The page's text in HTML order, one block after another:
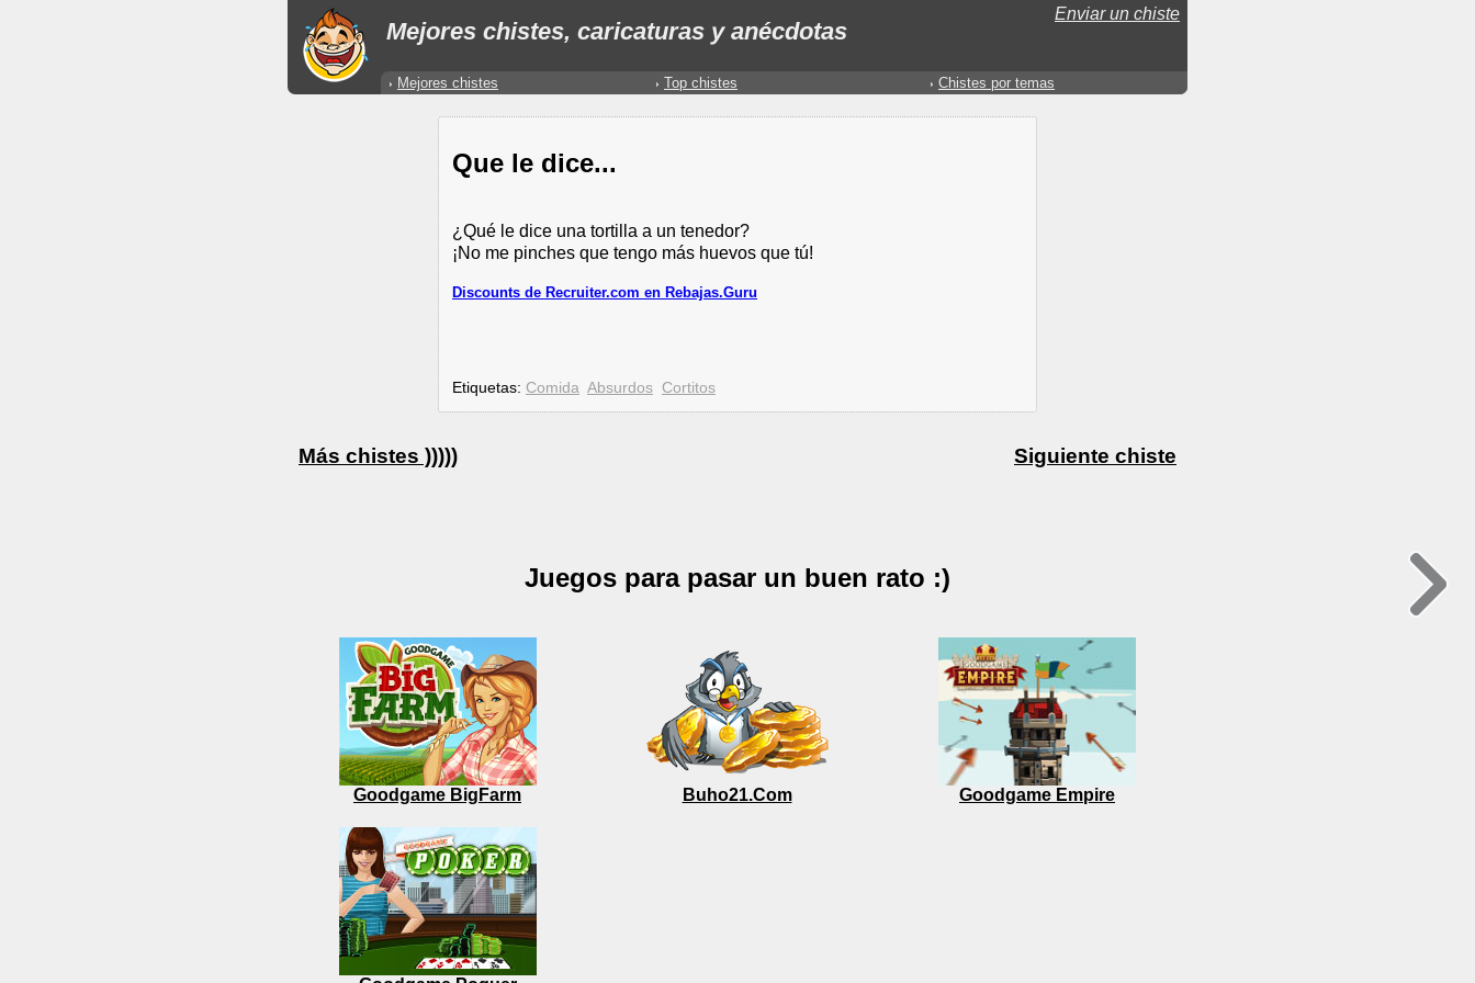
Mejores chistes, caricaturas y anécdotas
Enviar un chiste
Mejores chistes Top chistes Chistes por temas
Que le dice...
¿Qué le dice una tortilla a un tenedor?
¡No me pinches que tengo más huevos que tú!
Discounts de Recruiter.com en Rebajas.Guru
Etiquetas: Comida Absurdos Cortitos
Más chistes ))))) Siguiente chiste
Juegos para pasar un buen rato :)
Goodgame BigFarm Buho21.Com Goodgame Empire